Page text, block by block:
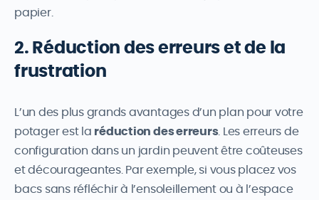
papier.
2. Réduction des erreurs et de la
frustration
L’un des plus grands avantages d’un plan pour votre
potager est la réduction des erreurs. Les erreurs de
configuration dans un jardin peuvent être coûteuses
et décourageantes. Par exemple, si vous placez vos
bacs sans réfléchir à l’ensoleillement ou à l’espace